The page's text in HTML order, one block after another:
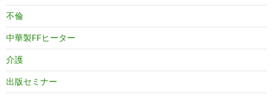
不倫
中華製FFヒーター
介護
出版セミナー